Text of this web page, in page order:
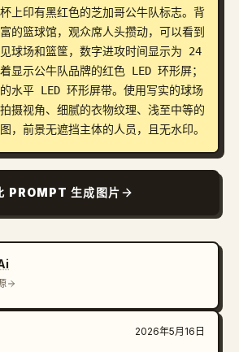
上印有黑红色的芝加哥公牛队标志。背
的篮球馆，观众席人头攒动，可以看到
球场和篮筐，数字进攻时间显示为 24
显示公牛队品牌的红色 LED 环形屏；
水平 LED 环形屏带。使用写实的球场
摄视角、细腻的衣物纹理、浅至中等的
，前景无遮挡主体的人员，且无水印。
PROMPT 生成图片
2026年5月16日